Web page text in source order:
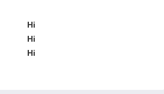
Ні
Ні
Ні